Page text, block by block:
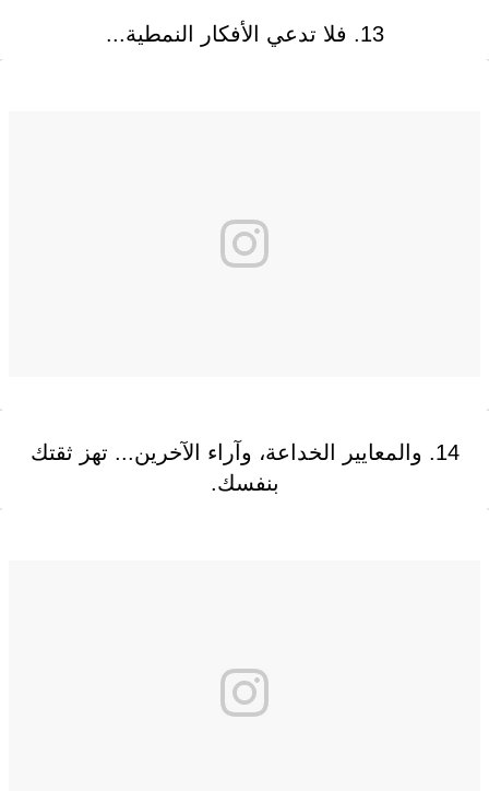
13. فلا تدعي الأفكار النمطية...
14. والمعايير الخداعة، وآراء الآخرين... تهز ثقتك
بنفسك.